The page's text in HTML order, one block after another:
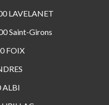
LAVELANET
Saint-Girons
FOIX
ALBI